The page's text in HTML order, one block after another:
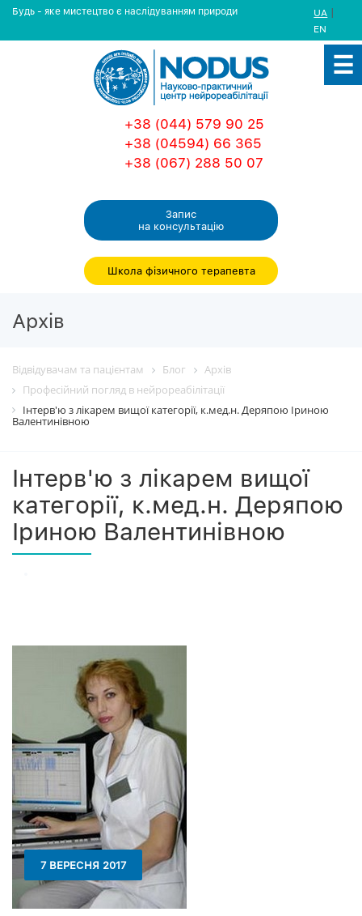
Будь - яке мистецтво є наслідуванням природи UA |
EN
+38 (044) 579 90 25
+38 (04594) 66 365
+38 (067) 288 50 07
Запис
на консультацiю
Школа фізичного терапевта
Архiв
Відвідувачам та пацієнтам Блог
Архiв
Професійний погляд в нейрореабілітації
Інтерв'ю з лікарем вищої категорії, к.мед.н. Деряпою Іриною
Валентинівною
Інтерв'ю з лікарем вищої
категорії, к.мед.н. Деряпою
Іриною Валентинівною
7 ВЕРЕСНЯ 2017